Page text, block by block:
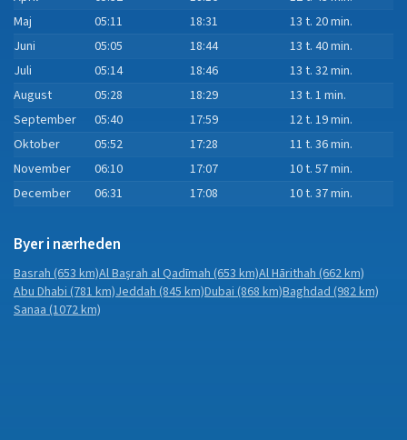
Maj
05:11 18:31
13 t. 20 min.
Juni
05:05 18:44
13 t. 40 min.
Juli
05:14 18:46
13 t. 32 min.
August
05:28 18:29
13 t. 1 min.
September
05:40 17:59
12 t. 19 min.
Oktober
05:52 17:28
11 t. 36 min.
November
06:10 17:07
10 t. 57 min.
December
06:31 17:08 10 t. 37 min.
Byer i nærheden
Basrah(653 km)Al Başrah al Qadīmah(653 km)Al Hārithah(662 km)
Abu Dhabi(781 km)Jeddah(845 km)Dubai(868 km)Baghdad(982 km)
Sanaa(1072 km)